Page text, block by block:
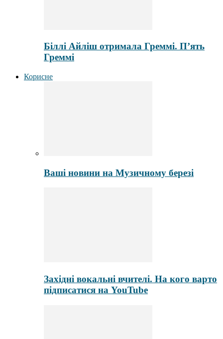
Біллі Айліш отримала Греммі. П’ять
Греммі
Корисне
Ваші новини на Музичному березі
Західні вокальні вчителі. На кого варто
підписатися на YouTubе